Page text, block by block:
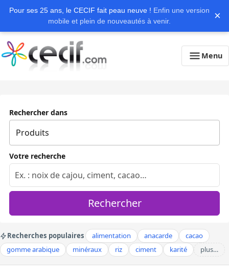
Pour ses 25 ans, le CECIF fait peau neuve ! Enfin une version
mobile et plein de nouveautés à venir.
×
Menu
Rechercher dans
Votre recherche
Rechercher
Recherches populaires alimentation anacarde
cacao
gomme arabique
minéraux riz ciment karité plus…